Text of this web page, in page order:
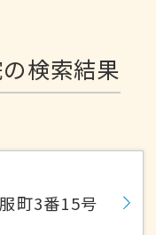
検索結果
町3番15号